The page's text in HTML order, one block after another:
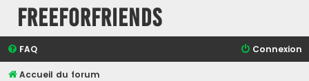
FreeForFriends
FAQ Connexion
Accueil du forum